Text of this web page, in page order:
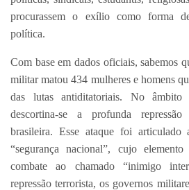
procurassem o exílio como forma
política.
Com base em dados oficiais, sabemos
militar matou 434 mulheres e homens
das lutas antiditatoriais. No âmbito
descortina-se a profunda
brasileira. Esse ataque foi
“segurança nacional”, cujo
combate ao chamado “inimigo
repressão terrorista, os governos